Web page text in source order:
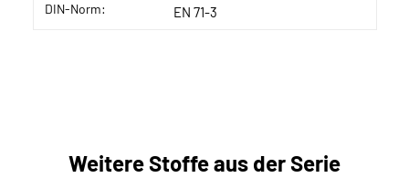
DIN-Norm: EN 71-3
Weitere Stoffe aus der Serie